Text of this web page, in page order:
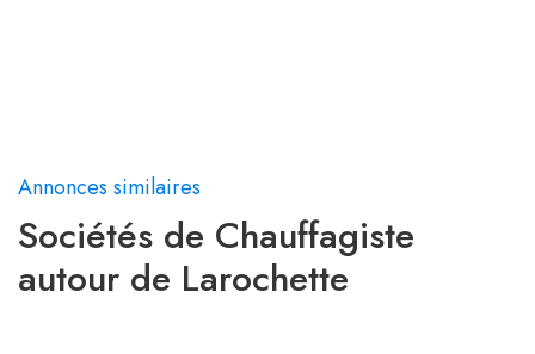
Annonces similaires
Sociétés de Chauffagiste
autour de Larochette